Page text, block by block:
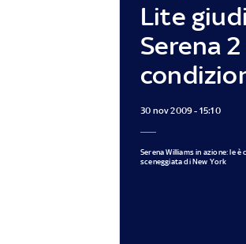
Lite
Serena
30 nov 2009 - 15:10
Serena Williams in azione: le
sceneggiata di New York